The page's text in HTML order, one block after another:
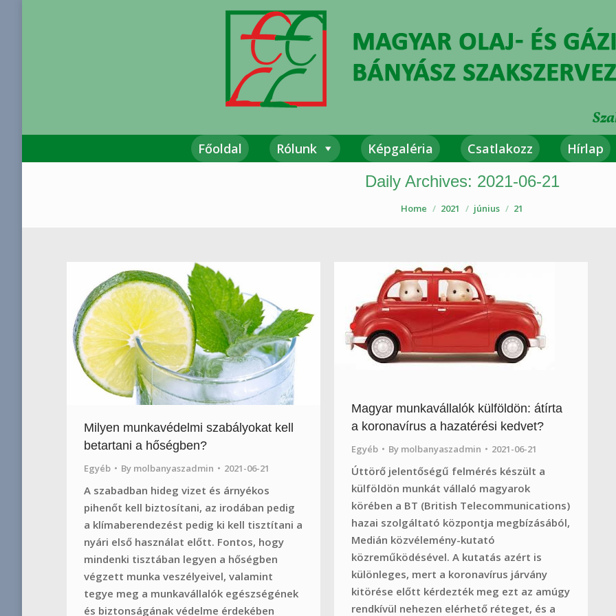
Főoldal Rólunk Képgaléria Csatlakozz Hírlap
Daily Archives: 2021-06-21
Home 2021 június 21
Milyen munkavédelmi szabályokat kell
betartani a hőségben?
Egyéb By molbanyaszadmin 2021-06-21
A szabadban hideg vizet és árnyékos
pihenőt kell biztosítani, az irodában pedig
a klímaberendezést pedig ki kell tisztítani a
nyári első használat előtt. Fontos, hogy
mindenki tisztában legyen a hőségben
végzett munka veszélyeivel, valamint
tegye meg a munkavállalók egészségének
és biztonságának védelme érdekében
Magyar munkavállalók külföldön: átírta
a koronavírus a hazatérési kedvet?
Egyéb By molbanyaszadmin 2021-06-21
Úttörő jelentőségű felmérés készült a
külföldön munkát vállaló magyarok
körében a BT (British Telecommunications)
hazai szolgáltató központja megbízásából,
Medián közvélemény-kutató
közreműködésével. A kutatás azért is
különleges, mert a koronavírus járvány
kitörése előtt kérdezték meg ezt az amúgy
rendkívül nehezen elérhető réteget, és a
Főoldal Rólunk Képgaléria